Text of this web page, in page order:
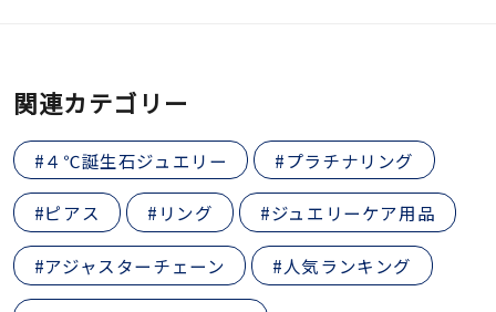
関連カテゴリー
#４℃誕生石ジュエリー #プラチナリング
#ピアス #リング #ジュエリーケア用品
#アジャスターチェーン #人気ランキング